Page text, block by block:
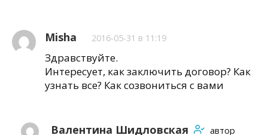
Misha 2016-05-31 в 11:19
Здравствуйте.
Интересует, как заключить договор? Как
узнать все? Как созвониться с вами
Валентина Шидловская
автор